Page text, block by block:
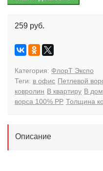
259 руб.
Категория: ФлорТ Экспо
Теги: в офис Петлевой
ковролин В квартиру В дом
ворса 100% PP Толщина
Описание